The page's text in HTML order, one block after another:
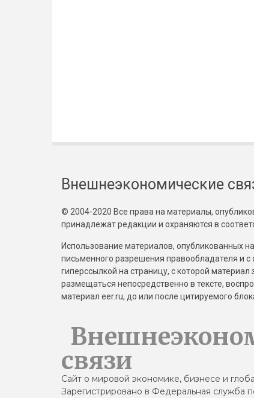
Внешнеэкономические
© 2004-2020 Все права на материалы,
принадлежат редакции и охраняются в
Использование материалов, опубликованных
письменного разрешения правообладателя и с
гиперссылкой на страницу, с которой
размещаться непосредственно в тексте,
материал eer.ru, до или после цитируемого
связи
Сайт о мировой экономике, бизнесе и
Зарегистрировано в Федеральная служба